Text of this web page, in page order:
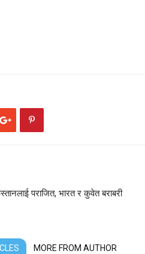
पराजित, भारत र कुवेत बराबरी
MORE FROM AUTHOR